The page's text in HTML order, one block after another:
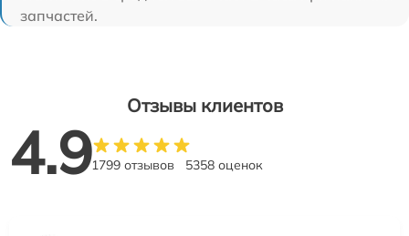
запчастей.
Отзывы клиентов
4.91799 отзывов 5358 оценок